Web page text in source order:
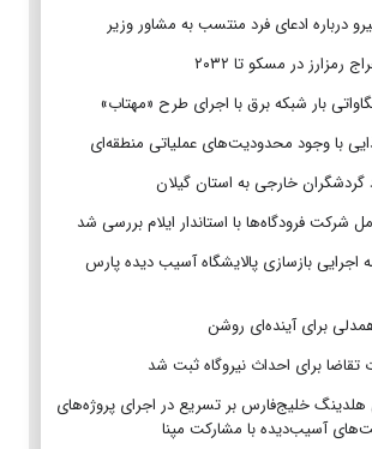
درباره ادعای فرد منتسب به مشاور وزیر
در مسکو تا ۲۰۳۲
با وجود محدودیت‌های عملیاتی منطقه‌ای
گردشگران خارجی به استان گیلان
شرکت فرودگاه‌ها با استاندار ایلام بررسی شد
اجرایی بازسازی پالایشگاه آسیب دیده پارس
هلدینگ خلیج‌فارس بر تسریع در اجرای پروژه‌های
آسیب‌دیده با مشارکت مپنا